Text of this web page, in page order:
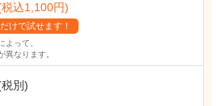
込1,100円)
けで試せます！
よって、
異なります。
別)